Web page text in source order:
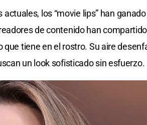
los “movie lips” han
de contenido han
tiene en el rostro. Su aire
un look sofisticado sin esfuerzo.